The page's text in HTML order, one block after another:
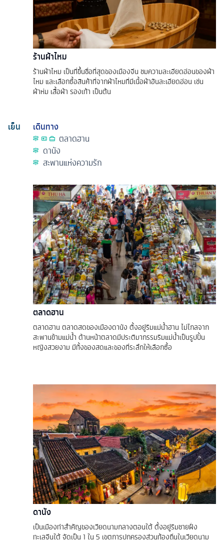
ร้านผ้าไหม
ร้านผ้าไหม เป็นที่ขึ้นชื่อที่สุดของเมืองจีน ชมความละเอียดอ่อนของผ้า
ไหม และเลือกซื้อสินค้าที่จากผ้าไหมที่มีเนื้อผ้าอันละเอียดอ่อน เช่น
ผ้าห่ม เสื้อผ้า รองเท้า เป็นต้น
เย็น
เดินทาง
ตลาดฮาน
ดานัง
สะพานแห่งความรัก
ตลาดฮาน
ตลาดฮาน ตลาดสดของเมืองดานัง ตั้งอยู่ริมแม่น้ำฮาน ไม่ไกลจาก
สะพานข้ามแม่น้ำ ด้านหน้าตลาดมีประติมากรรมริมแม่น้ำเป็นรูปปั้น
หญิงสวยงาม มีทั้งของสดและของที่ระลึกให้เลือกซื้อ
ดานัง
เป็นเมืองท่าสำคัญของเวียดนามกลางตอนใต้ ตั้งอยู่ริมชายฝั่ง
ทะเลจีนใต้ จัดเป็น 1 ใน 5 เขตการปกครองส่วนท้องถิ่นในเวียดนาม